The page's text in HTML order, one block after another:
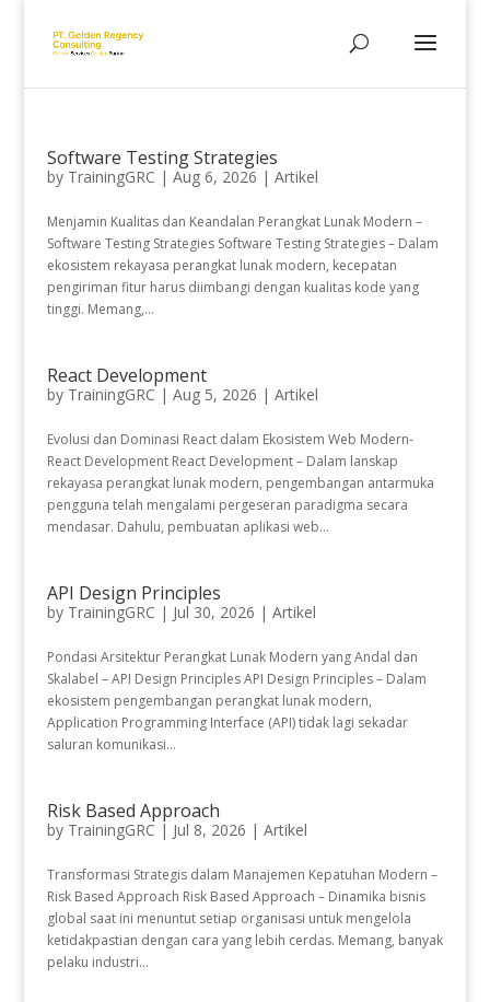
Software Testing Strategies
by TrainingGRC | Aug 6, 2026 | Artikel
Menjamin Kualitas dan Keandalan Perangkat Lunak Modern –
Software Testing Strategies Software Testing Strategies – Dalam
ekosistem rekayasa perangkat lunak modern, kecepatan
pengiriman fitur harus diimbangi dengan kualitas kode yang
tinggi. Memang,...
React Development
by TrainingGRC | Aug 5, 2026 | Artikel
Evolusi dan Dominasi React dalam Ekosistem Web Modern-
React Development React Development – Dalam lanskap
rekayasa perangkat lunak modern, pengembangan antarmuka
pengguna telah mengalami pergeseran paradigma secara
mendasar. Dahulu, pembuatan aplikasi web...
API Design Principles
by TrainingGRC | Jul 30, 2026 | Artikel
Pondasi Arsitektur Perangkat Lunak Modern yang Andal dan
Skalabel – API Design Principles API Design Principles – Dalam
ekosistem pengembangan perangkat lunak modern,
Application Programming Interface (API) tidak lagi sekadar
saluran komunikasi...
Risk Based Approach
by TrainingGRC | Jul 8, 2026 | Artikel
Transformasi Strategis dalam Manajemen Kepatuhan Modern –
Risk Based Approach Risk Based Approach – Dinamika bisnis
global saat ini menuntut setiap organisasi untuk mengelola
ketidakpastian dengan cara yang lebih cerdas. Memang, banyak
pelaku industri...